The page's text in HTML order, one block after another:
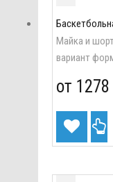
Майка и
вариант
от